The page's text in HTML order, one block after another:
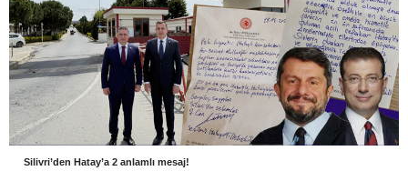
Silivri’den Hatay’a 2 anlamlı mesaj!